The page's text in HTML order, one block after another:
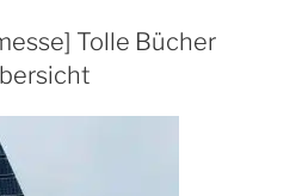
Tolle Bücher